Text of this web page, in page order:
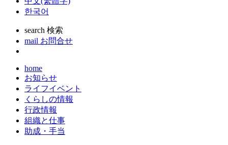
한국어
search 検索
mail お問合せ
home
お知らせ
ライフイベント
くらしの情報
行政情報
組織と仕事
助成・手当